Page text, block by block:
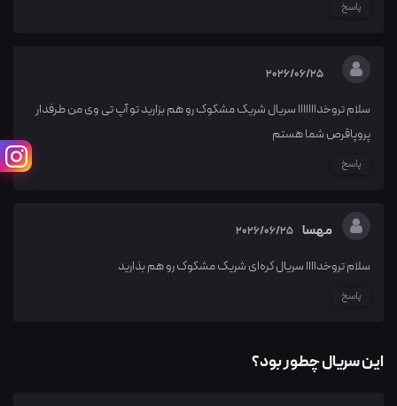
پاسخ
2026/06/25
سلام تروخدااااااا سریال شریک مشکوک رو هم بزارید تو آپ تی وی من طرفدار
پروپاقرص شما هستم
پاسخ
مهسا 2026/06/25
سلام تروخداااا سریال کره‌ای شریک مشکوک رو هم بذارید
پاسخ
این سریال چطور بود؟